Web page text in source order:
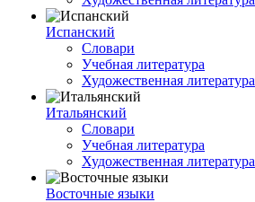
Испанский
Словари
Учебная литература
Художественная литература
Итальянский
Словари
Учебная литература
Художественная литература
Восточные языки